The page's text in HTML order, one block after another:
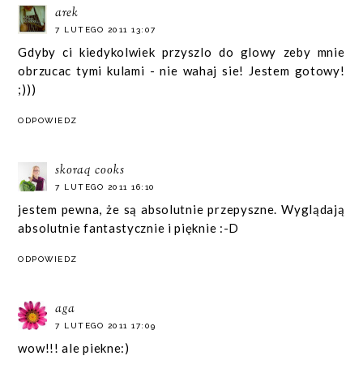
arek
7 LUTEGO 2011 13:07
Gdyby ci kiedykolwiek przyszlo do glowy zeby mnie
obrzucac tymi kulami - nie wahaj sie! Jestem gotowy!
;)))
ODPOWIEDZ
skoraq cooks
7 LUTEGO 2011 16:10
jestem pewna, że są absolutnie przepyszne. Wyglądają
absolutnie fantastycznie i pięknie :-D
ODPOWIEDZ
aga
7 LUTEGO 2011 17:09
wow!!! ale piekne:)